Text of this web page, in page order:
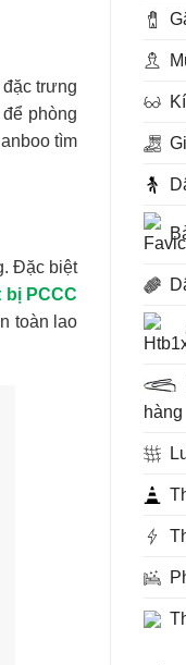
trưng
phòng
tìm
Đặc biệt
bị PCCC
toàn lao
hàng